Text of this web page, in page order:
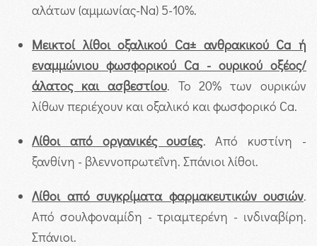
αλάτων (αμμωνίας-Na) 5-10%.
Μεικτοί λίθοι οξαλικού Ca± ανθρακικού Ca ή
εναμμώνιου φωσφορικού Ca - ουρικού οξέος/
άλατος και ασβεστίου. Το 20% των ουρικών
λίθων περιέχουν και οξαλικό και φωσφορικό Ca.
Λίθοι από οργανικές ουσίες. Από κυστίνη -
ξανθίνη - βλεννοπρωτεΐνη. Σπάνιοι λίθοι.
Λίθοι από συγκρίματα φαρμακευτικών ουσιών.
Από σουλφοναμίδη - τριαμτερένη - ινδιναβίρη.
Σπάνιοι.